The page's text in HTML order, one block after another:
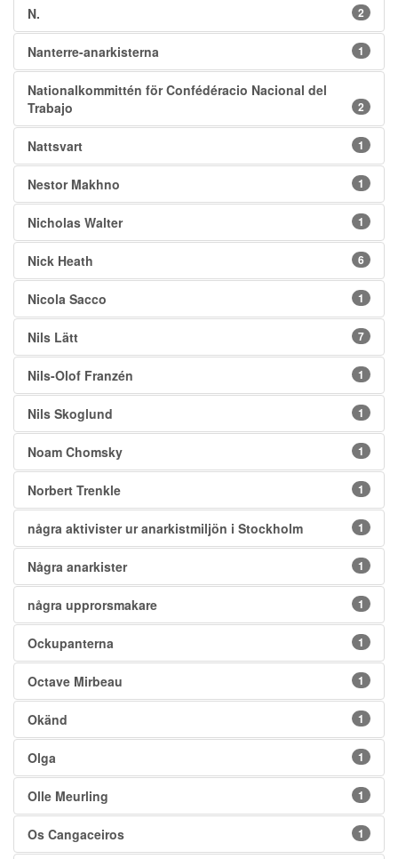
N. 2
Nanterre-anarkisterna 1
Nationalkommittén för Confédéracio Nacional del
Trabajo
2
Nattsvart 1
Nestor Makhno 1
Nicholas Walter 1
Nick Heath 6
Nicola Sacco 1
Nils Lätt 7
Nils-Olof Franzén 1
Nils Skoglund 1
Noam Chomsky 1
Norbert Trenkle 1
några aktivister ur anarkistmiljön i Stockholm 1
Några anarkister 1
några upprorsmakare 1
Ockupanterna 1
Octave Mirbeau 1
Okänd 1
Olga 1
Olle Meurling 1
Os Cangaceiros 1